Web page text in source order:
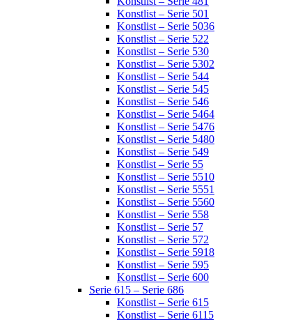
Konstlist – Serie 501
Konstlist – Serie 5036
Konstlist – Serie 522
Konstlist – Serie 530
Konstlist – Serie 5302
Konstlist – Serie 544
Konstlist – Serie 545
Konstlist – Serie 546
Konstlist – Serie 5464
Konstlist – Serie 5476
Konstlist – Serie 5480
Konstlist – Serie 549
Konstlist – Serie 55
Konstlist – Serie 5510
Konstlist – Serie 5551
Konstlist – Serie 5560
Konstlist – Serie 558
Konstlist – Serie 57
Konstlist – Serie 572
Konstlist – Serie 5918
Konstlist – Serie 595
Konstlist – Serie 600
Serie 615 – Serie 686
Konstlist – Serie 615
Konstlist – Serie 6115